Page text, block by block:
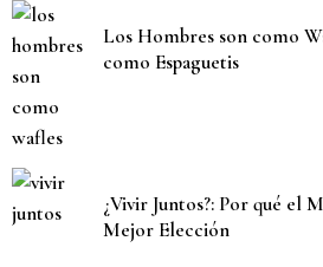
Los Hombres son como
como Espaguetis
¿Vivir Juntos?: Por qué el
Mejor Elección